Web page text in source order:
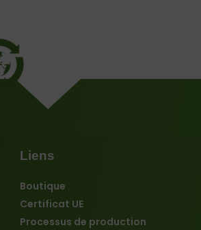
Liens
Boutique
Certificat UE
Processus de production